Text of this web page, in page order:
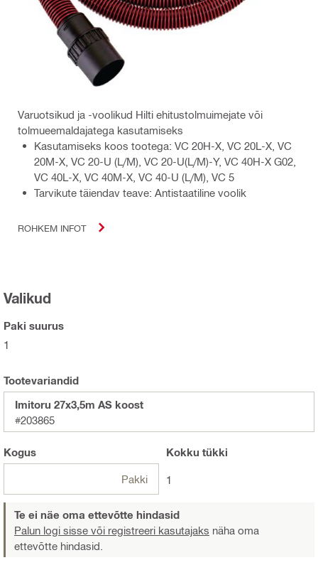
Varuotsikud ja -voolikud Hilti ehitustolmuimejate või
tolmueemaldajatega kasutamiseks
Kasutamiseks koos tootega: VC 20H-X, VC 20L-X, VC
20M-X, VC 20-U (L/M), VC 20-U(L/M)-Y, VC 40H-X G02,
VC 40L-X, VC 40M-X, VC 40-U (L/M), VC 5
Tarvikute täiendav teave: Antistaatiline voolik
ROHKEM INFOT
Valikud
Paki suurus
1
Tootevariandid
Imitoru 27x3,5m AS koost
#203865
Kogus
Pakki
Kokku tükki
1
Te ei näe oma ettevõtte hindasid
Palun logi sisse või registreeri kasutajaks näha oma
ettevõtte hindasid.